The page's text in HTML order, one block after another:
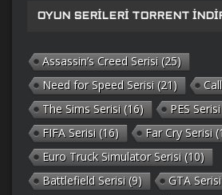
OYUN SERILERI TORRENT
Assassin’s Creed Serisi (25)
Need for Speed Serisi (21)
The Sims Serisi (16) PES Serisi
FIFA Serisi (16) Far Cry Serisi
Euro Truck Simulator Serisi (10)
Battlefield Serisi (9) GTA Serisi